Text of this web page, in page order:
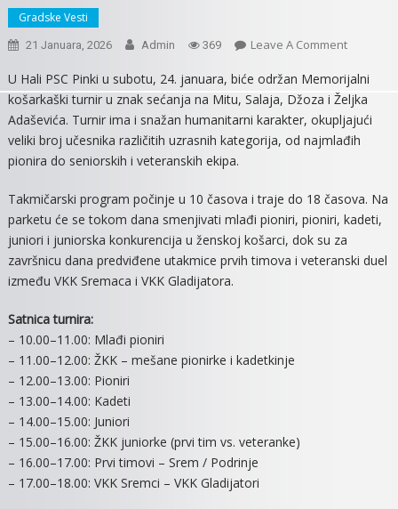
Gradske Vesti
21 Januara, 2026 Admin 369 Leave A CommentOn
TURNIR-
NA
DŽOZA
I
ŽELJKA
U Hali PSC Pinki u subotu, 24. januara, biće održan Memorijalni
košarkaški turnir u znak sećanja na Mitu, Salaja, Džoza i Željka
Adaševića. Turnir ima i snažan humanitarni karakter, okupljajući
veliki broj učesnika različitih uzrasnih kategorija, od najmlađih
pionira do seniorskih i veteranskih ekipa.
Takmičarski program počinje u 10 časova i traje do 18 časova. Na
parketu će se tokom dana smenjivati mlađi pioniri, pioniri, kadeti,
juniori i juniorska konkurencija u ženskoj košarci, dok su za
završnicu dana predviđene utakmice prvih timova i veteranski duel
između VKK Sremaca i VKK Gladijatora.
Satnica turnira:
– 10.00–11.00: Mlađi pioniri
– 11.00–12.00: ŽKK – mešane pionirke i kadetkinje
– 12.00–13.00: Pioniri
– 13.00–14.00: Kadeti
– 14.00–15.00: Juniori
– 15.00–16.00: ŽKK juniorke (prvi tim vs. veteranke)
– 16.00–17.00: Prvi timovi – Srem / Podrinje
– 17.00–18.00: VKK Sremci – VKK Gladijatori